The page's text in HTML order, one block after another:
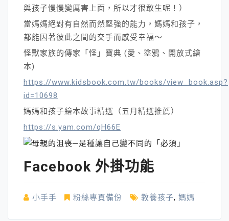
與孩子慢慢變厲害上面，所以才很敢生呢！）
當媽媽絕對有自然而然堅強的能力，媽媽和孩子，
都能因著彼此之間的交手而感受幸福～
怪獸家族的傳家「怪」寶典 (愛、塗鴉、開放式繪
本)
https://www.kidsbook.com.tw/books/view_book.asp?
id=10698
媽媽和孩子繪本故事精選（五月精選推薦）
https://s.yam.com/qH66E
Facebook 外掛功能
小手手 粉絲專頁備份 教養孩子, 媽媽